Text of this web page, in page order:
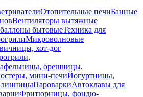
Отопительные печиБанные
Вентиляторы вытяжные
бытовыеТехника для
Микроволновые
хот-дог
орешницы,
мини-печиЙогуртницы,
ПароваркиАвтоклавы для
Фритюрницы, фондю-